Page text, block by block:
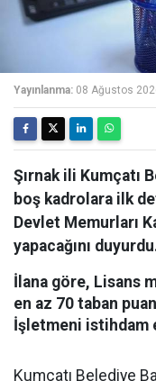
Yayınlanma: 08 Ağustos
Şırnak ili Kumçatı
boş kadrolara ilk
Devlet Memurları
yapacağını
İlana göre, Lisans
en az 70 taban
İşletmeni istihdam
Kumçatı Belediye